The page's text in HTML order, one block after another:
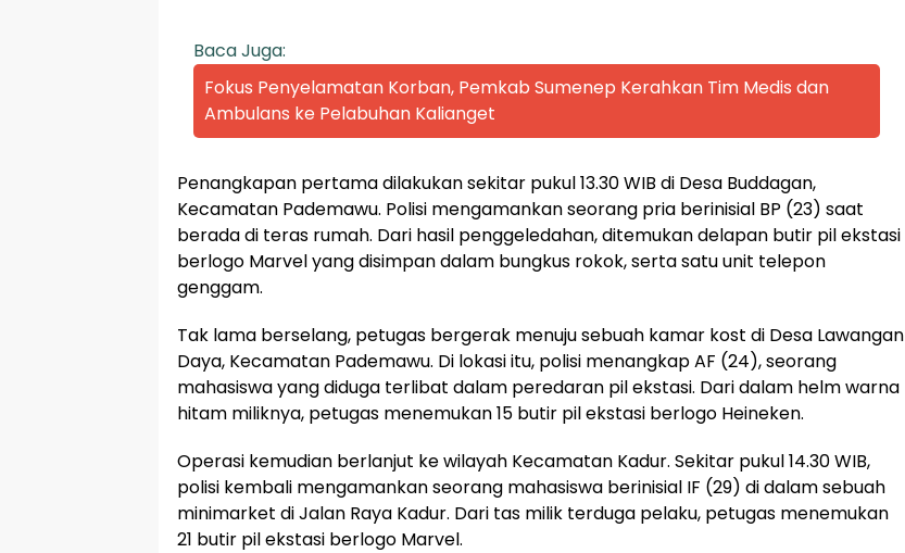
Baca Juga:
Fokus Penyelamatan Korban, Pemkab Sumenep Kerahkan Tim Medis dan
Ambulans ke Pelabuhan Kalianget
Penangkapan pertama dilakukan sekitar pukul 13.30 WIB di Desa Buddagan,
Kecamatan Pademawu. Polisi mengamankan seorang pria berinisial BP (23) saat
berada di teras rumah. Dari hasil penggeledahan, ditemukan delapan butir pil ekstasi
berlogo Marvel yang disimpan dalam bungkus rokok, serta satu unit telepon
genggam.
Tak lama berselang, petugas bergerak menuju sebuah kamar kost di Desa Lawangan
Daya, Kecamatan Pademawu. Di lokasi itu, polisi menangkap AF (24), seorang
mahasiswa yang diduga terlibat dalam peredaran pil ekstasi. Dari dalam helm warna
hitam miliknya, petugas menemukan 15 butir pil ekstasi berlogo Heineken.
Operasi kemudian berlanjut ke wilayah Kecamatan Kadur. Sekitar pukul 14.30 WIB,
polisi kembali mengamankan seorang mahasiswa berinisial IF (29) di dalam sebuah
minimarket di Jalan Raya Kadur. Dari tas milik terduga pelaku, petugas menemukan
21 butir pil ekstasi berlogo Marvel.